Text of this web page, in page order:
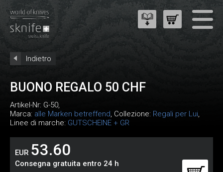
Indietro
BUONO REGALO 50 CHF
Artikel-Nr: G-50,
Marca: alle Marken betreffend, Collezione: Regali per Lui,
Linee di marche: GUTSCHEINE + GR
EUR 53.60
Consegna gratuita entro 24 h